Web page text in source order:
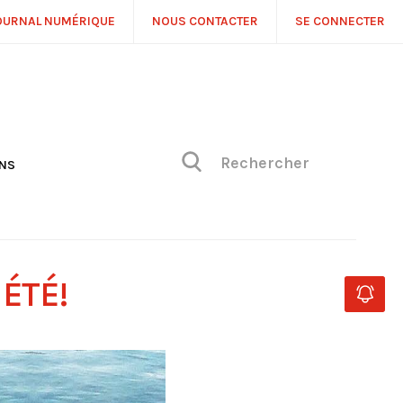
NUMÉRIQUE NOUS CONTACTER SE CONNECTER